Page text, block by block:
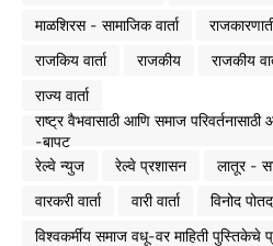
माळशिरस - सामाजिक वार्ता
राजकिय वार्ता
राजकीय राजकीय
राज्य वार्ता
राष्ट्र वैभवासाठी आणि समाज
-बापट
रेल्वे न्युज
रेल्वे प्रशासन लातूर -
वारकरी वार्ता
वारी वार्ता
विनोद
विश्वकर्मीय समाज वधू-वर माहिती पुस्तिकेचे